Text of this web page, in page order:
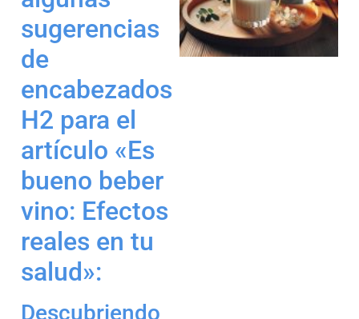
sugerencias
de
encabezados
H2 para el
artículo «Es
bueno beber
vino: Efectos
reales en tu
salud»:
Descubriendo